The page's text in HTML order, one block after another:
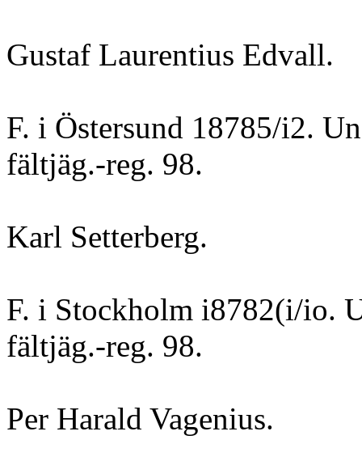
Gustaf Laurentius Edvall.
F. i Östersund 18785/i2.
fältjäg.-reg. 98.
Karl Setterberg.
F. i Stockholm i8782(i/io.
fältjäg.-reg. 98.
Per Harald Vagenius.